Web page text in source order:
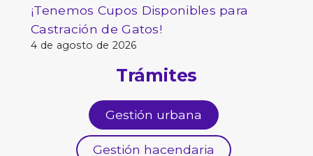
¡Tenemos Cupos Disponibles para
Castración de Gatos!
4 de agosto de 2026
Trámites
Gestión urbana
Gestión hacendaria